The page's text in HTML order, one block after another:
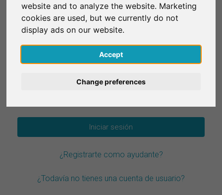
website and to analyze the website. Marketing
cookies are used, but we currently do not
display ads on our website.
Accept
Change preferences
O
Correo electrónico*
Contraseña*
¿Registrarte como ayudante?
¿Todavía no tienes una cuenta de usuario?
Regístrate gratis
English
Deutsch
Italiano